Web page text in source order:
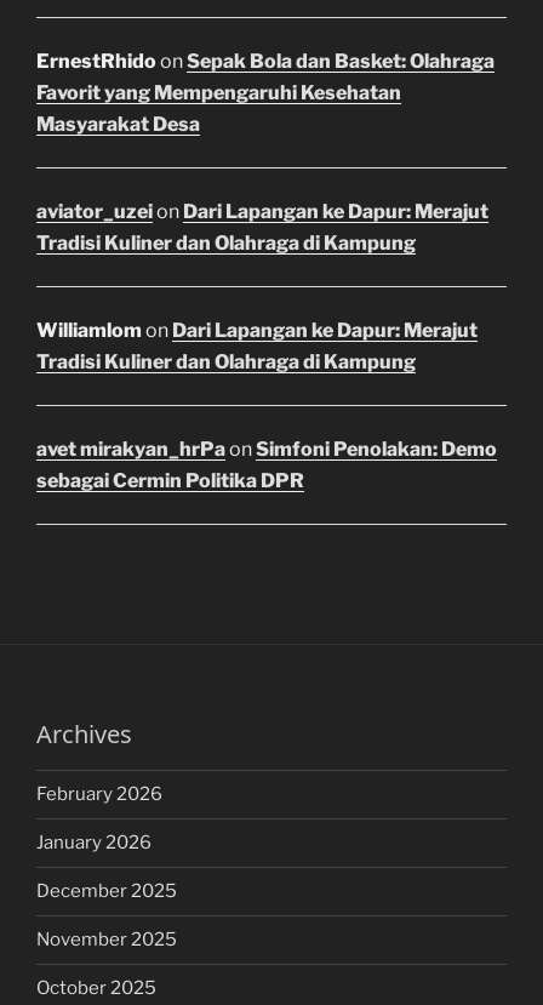
ErnestRhidoonSepak Bola dan Basket: Olahraga
Favorit yang Mempengaruhi Kesehatan
Masyarakat Desa
aviator_uzeion Dari Lapangan ke Dapur: Merajut
Tradisi Kuliner dan Olahraga di Kampung
Williamlom on Dari Lapangan ke Dapur: Merajut
Tradisi Kuliner dan Olahraga di Kampung
avet mirakyan_hrPaonSimfoni Penolakan: Demo
sebagai Cermin Politika DPR
Archives
February 2026
January 2026
December 2025
November 2025
October 2025